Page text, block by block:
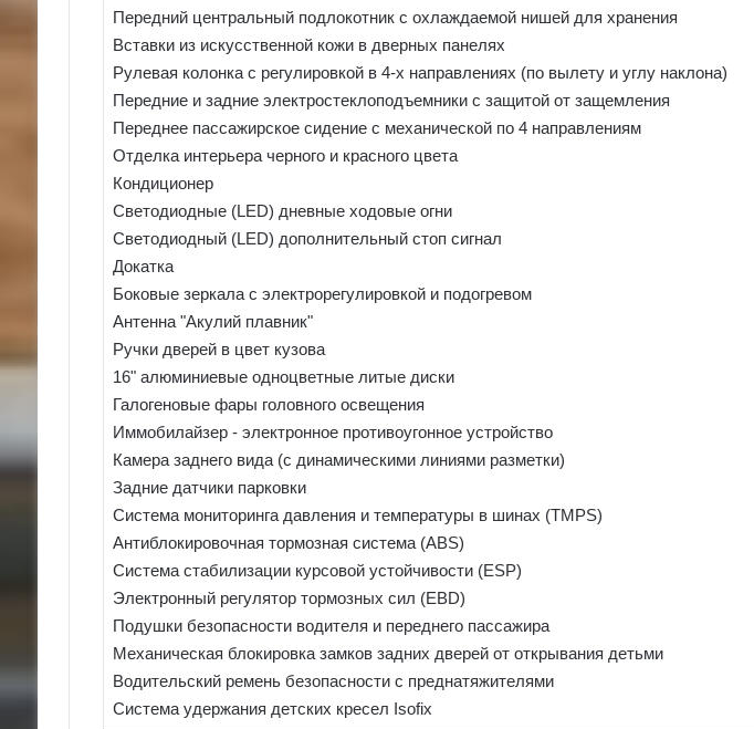
Передний центральный подлокотник с охлаждаемой нишей для хранения
Вставки из искусственной кожи в дверных панелях
Рулевая колонка с регулировкой в 4-х направлениях (по вылету и углу наклона)
Передние и задние электростеклоподъемники с защитой от защемления
Переднее пассажирское сидение с механической по 4 направлениям
Отделка интерьера черного и красного цвета
Кондиционер
Светодиодные (LED) дневные ходовые огни
Светодиодный (LED) дополнительный стоп сигнал
Докатка
Боковые зеркала с электрорегулировкой и подогревом
Антенна "Акулий плавник"
Ручки дверей в цвет кузова
16" алюминиевые одноцветные литые диски
Галогеновые фары головного освещения
Иммобилайзер - электронное противоугонное устройство
Камера заднего вида (с динамическими линиями разметки)
Задние датчики парковки
Система мониторинга давления и температуры в шинах (TMPS)
Антиблокировочная тормозная система (ABS)
Система стабилизации курсовой устойчивости (ESP)
Электронный регулятор тормозных сил (EBD)
Подушки безопасности водителя и переднего пассажира
Механическая блокировка замков задних дверей от открывания детьми
Водительский ремень безопасности с преднатяжителями
Система удержания детских кресел Isofix